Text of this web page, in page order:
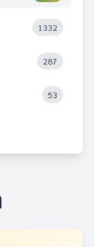
1332
287
53